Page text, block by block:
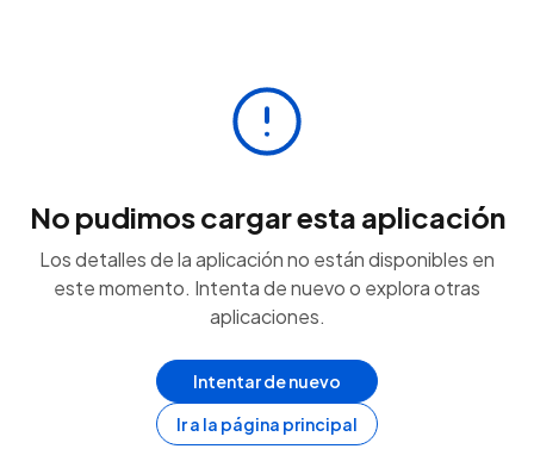
No pudimos cargar esta aplicación
Los detalles de la aplicación no están disponibles en
este momento. Intenta de nuevo o explora otras
aplicaciones.
Intentar de nuevo
Ir a la página principal